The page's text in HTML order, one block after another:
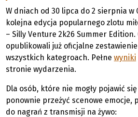
W dniach od 30 lipca do 2 sierpnia w
kolejna edycja popularnego zlotu
– Silly Venture 2k26 Summer
opublikowali już oficjalne
wszystkich kategroach. Pełne wyniki
stronie wydarzenia.
Dla osób, które nie mogły pojawić
ponownie przeżyć scenowe emocje,
do nagrań z transmisji na żywo: